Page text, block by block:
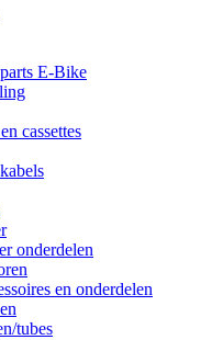
E-Bike
cassettes
onderdelen
en onderdelen
tubes